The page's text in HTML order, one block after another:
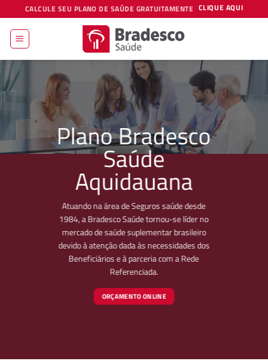
to
content
CALCULE SEU PLANO DE SAÚDE GRATUITAMENTE CLIQUE AQUI
Plano Bradesco
Saúde
Aquidauana
Atuando na área de Seguros saúde desde
1984, a Bradesco Saúde tornou-se líder no
mercado de saúde suplementar brasileiro
devido à atenção dada às necessidades dos
Beneficiários e à parceria com a Rede
Referenciada.
ORÇAMENTO ONLINE